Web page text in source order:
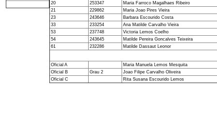
20
253347
Maria Farroco Magalhaes Ribeiro
21
229862
Maria Joao Pires Vieira
23
243646
Barbara Escourido Costa
33
233254
Ana Matilde Carvalho Vieira
53
237748
Victoria Lemos Coelho
54
243645
Matilde Pereira Goncalves Teixeira
61
232286 Matilde Dassaut Leonor
Oficial A
Maria Manuela Lemos Mesquita
Oficial B
Grau 2
Joao Filipe Carvalho Oliveira
Oficial C
Rita Susana Escourido Lemos